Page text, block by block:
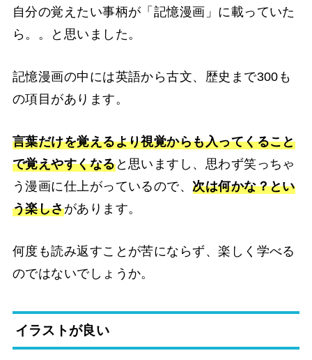
自分の覚えたい事柄が「記憶漫画」に載っていた
ら。。と思いました。
記憶漫画の中には英語から古文、歴史まで300も
の項目があります。
言葉だけを覚えるより視覚からも入ってくること
で覚えやすくなると思いますし、思わず笑っちゃ
う漫画に仕上がっているので、 次は何かな？とい
う楽しさがあります。
何度も読み返すことが苦にならず、楽しく学べる
のではないでしょうか。
イラストが良い